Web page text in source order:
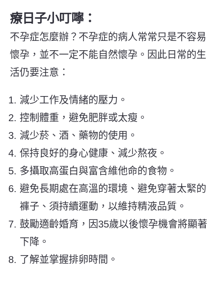
療日子小叮嚀：
不孕症怎麼辦？不孕症的病人常常只是不容易
懷孕，並不一定不能自然懷孕。因此日常的生
活仍要注意：
減少工作及情緒的壓力。
控制體重，避免肥胖或太瘦。
減少菸、酒、藥物的使用。
保持良好的身心健康、減少熬夜。
多攝取高蛋白與富含維他命的食物。
避免長期處在高溫的環境、避免穿著太緊的
褲子、須持續運動，以維持精液品質。
鼓勵適齡婚育，因35歲以後懷孕機會將顯著
下降。
了解並掌握排卵時間。